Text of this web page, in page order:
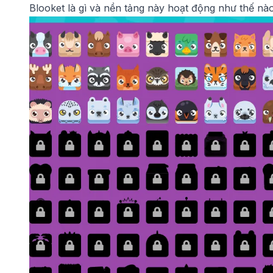
Blooket là gì và nền tảng này hoạt động như thế